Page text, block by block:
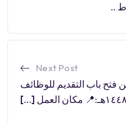
..
Next Post
فتح باب التقديم للوظائف